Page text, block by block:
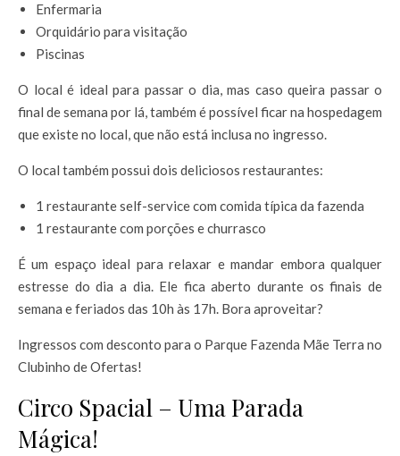
Enfermaria
Orquidário para visitação
Piscinas
O local é ideal para passar o dia, mas caso queira passar o
final de semana por lá, também é possível ficar na hospedagem
que existe no local, que não está inclusa no ingresso.
O local também possui dois deliciosos restaurantes:
1 restaurante self-service com comida típica da fazenda
1 restaurante com porções e churrasco
É um espaço ideal para relaxar e mandar embora qualquer
estresse do dia a dia. Ele fica aberto durante os finais de
semana e feriados das 10h às 17h. Bora aproveitar?
Ingressos com desconto para o Parque Fazenda Mãe Terra no
Clubinho de Ofertas!
Circo Spacial – Uma Parada
Mágica!